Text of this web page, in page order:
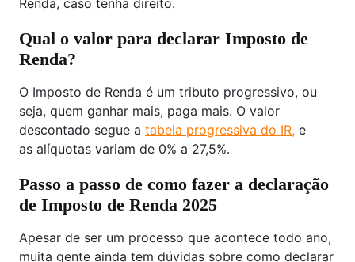
Qual o valor para declarar Imposto de
Renda?
O Imposto de Renda é um tributo progressivo, ou
seja, quem ganhar mais, paga mais. O valor
descontado segue a tabela progressiva do IR, e
as alíquotas variam de 0% a 27,5%.
Passo a passo de como fazer a declaração
de Imposto de Renda 2025
Apesar de ser um processo que acontece todo ano,
muita gente ainda tem dúvidas sobre como declarar